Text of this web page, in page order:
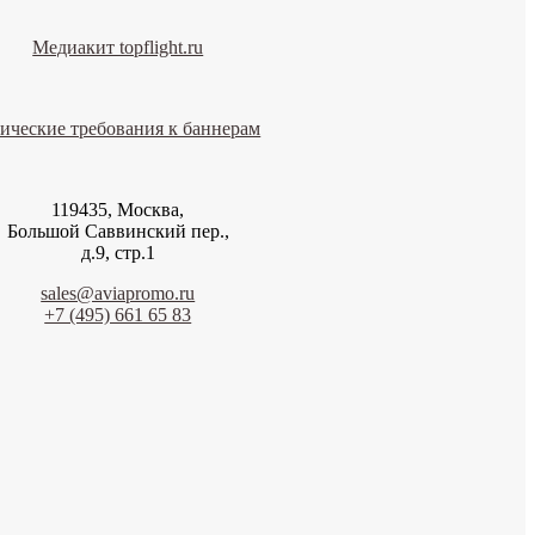
Медиакит topflight.ru
требования к баннерам
119435, Москва,
Большой Саввинский пер.,
д.9, стр.1
sales@aviapromo.ru
+7 (495) 661 65 83